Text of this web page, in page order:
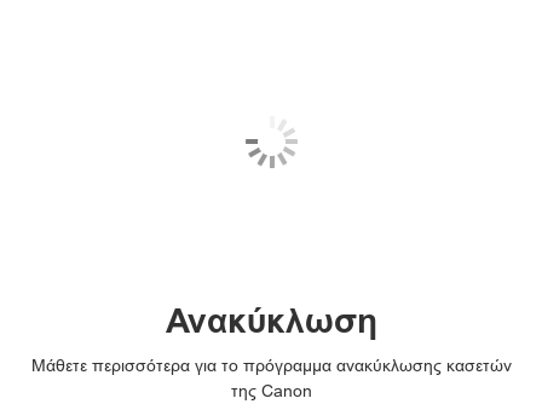
Ανακύκλωση
Μάθετε περισσότερα για το πρόγραμμα ανακύκλωσης κασετών
της Canon